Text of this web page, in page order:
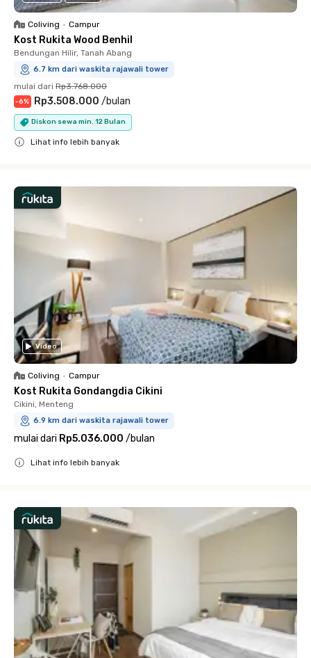
Coliving • Campur
Kost Rukita Wood Benhil
Bendungan Hilir, Tanah Abang
6.7 km dari waskita rajawali tower
mulai dari Rp3.768.000
-6% Rp3.508.000 /bulan
Diskon sewa min. 12 Bulan
Lihat info lebih banyak
Video
Coliving • Campur
Kost Rukita Gondangdia Cikini
Cikini, Menteng
6.9 km dari waskita rajawali tower
mulai dari Rp5.036.000 /bulan
Lihat info lebih banyak